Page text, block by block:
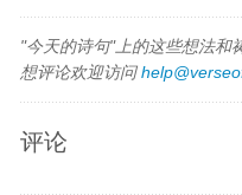
"今天的诗句"上的这些想法和
想评论欢迎访问
评论